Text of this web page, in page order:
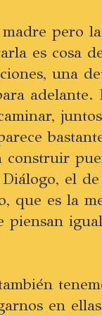
pero
es cosa
una
adelante.
construir
el
que es la
piensan
en